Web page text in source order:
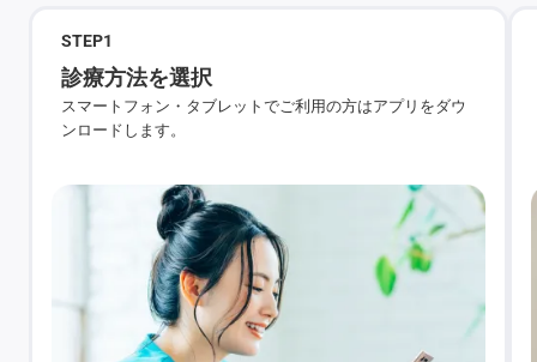
STEP1
診療方法を選択
スマートフォン・タブレットでご利用の方はアプリをダウ
ンロードします。